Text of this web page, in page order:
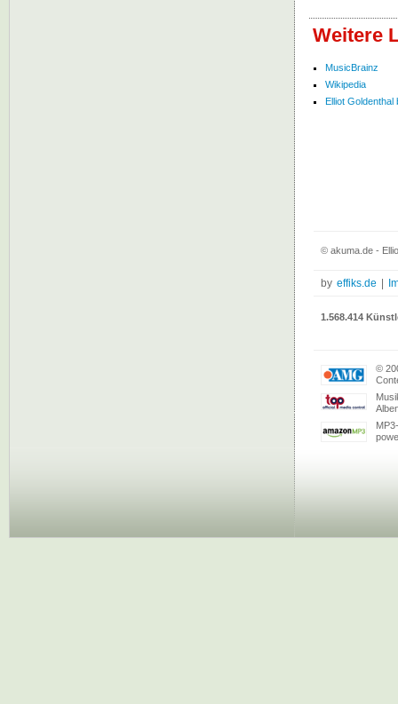
Weitere
MusicBrainz
Wikipedia
Elliot Goldenthal
© akuma.de -
by effiks.de
1.568.414
©